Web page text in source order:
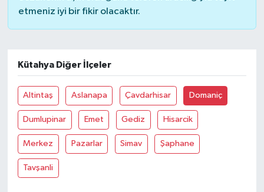
etmeniz iyi bir fikir olacaktır.
Kütahya Diğer İlçeler
Altintaş Aslanapa Çavdarhisar Domaniç
Dumlupinar Emet Gediz Hisarcik
Merkez Pazarlar Simav Şaphane
Tavşanli
Bilim, Teknoloji